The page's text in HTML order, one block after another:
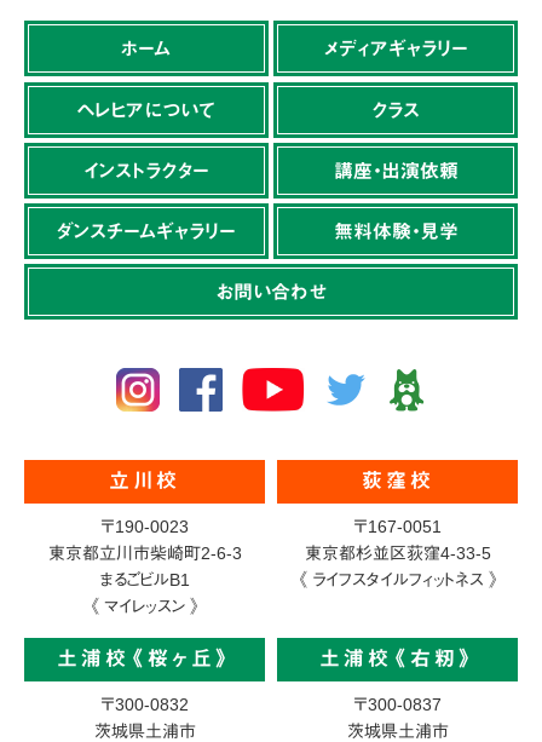
ホーム メディアギャラリー
ヘレヒアについて クラス
インストラクター 講座・出演依頼
ダンスチームギャラリー 無料体験・見学
お問い合わせ
立川校
〒190-0023
東京都立川市柴崎町2-6-3
まるごビルB1
《 マイレッスン 》
荻窪校
〒167-0051
東京都杉並区荻窪4-33-5
《 ライフスタイルフィットネス 》
土浦校《桜ヶ丘》
〒300-0832
茨城県土浦市
土浦校《右籾》
〒300-0837
茨城県土浦市